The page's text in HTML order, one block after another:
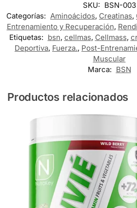
SKU: BSN-003
Categorías: Aminoácidos, Creatinas,
Entrenamiento y Recuperación,
Etiquetas: bsn, cellmas, Cellmass,
Deportiva, Fuerza., Post-
Muscular
Marca: BSN
Productos relacionados